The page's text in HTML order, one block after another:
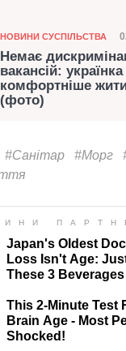
Категорія
НОВИНИ СУСПІЛЬСТВА
Немає
вакансій:
комфортніше
(фото)
#Санітар #Морг